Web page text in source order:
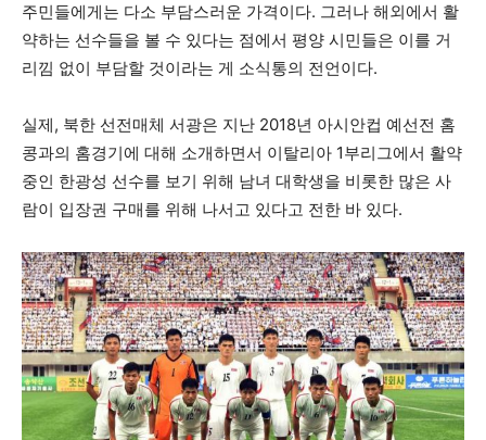
주민들에게는 다소 부담스러운 가격이다. 그러나 해외에서 활
약하는 선수들을 볼 수 있다는 점에서 평양 시민들은 이를 거
리낌 없이 부담할 것이라는 게 소식통의 전언이다.
실제, 북한 선전매체 서광은 지난 2018년 아시안컵 예선전 홈
콩과의 홈경기에 대해 소개하면서 이탈리아 1부리그에서 활약
중인 한광성 선수를 보기 위해 남녀 대학생을 비롯한 많은 사
람이 입장권 구매를 위해 나서고 있다고 전한 바 있다.